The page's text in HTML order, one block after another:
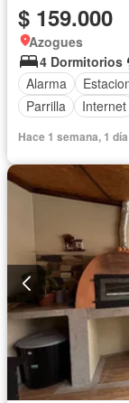
$ 159.000
Azogues
4 Dormitorios
Alarma
Parrilla
Internet
Hace 1 semana, 1